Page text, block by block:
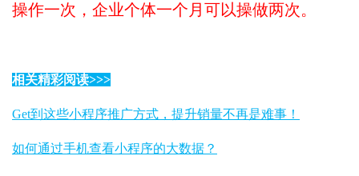
操作一次，企业个体一个月可以操做两次。
相关精彩阅读>>>
Get到这些小程序推广方式，提升销量不再是难事！
如何通过手机查看小程序的大数据？